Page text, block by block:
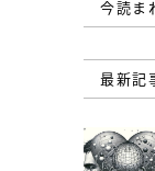
今読ま
最新記